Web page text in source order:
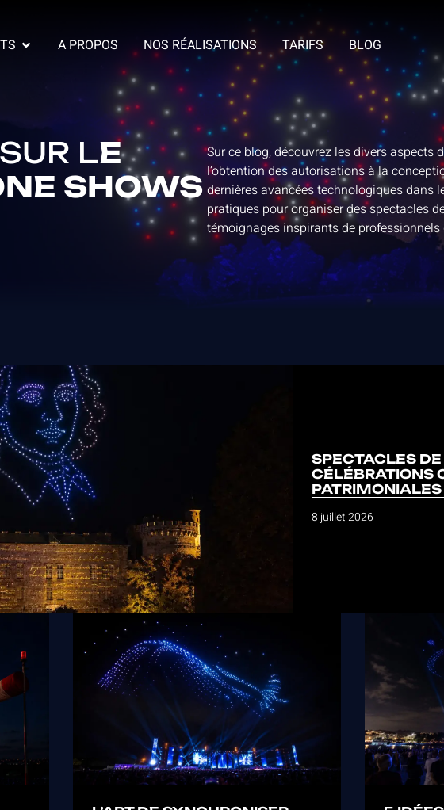
A PROPOS NOS RÉALISATIONS TARIFS BLOG
LE
SHOWS
Sur ce blog, découvrez les divers aspects
l’obtention des autorisations à la
dernières avancées technologiques dans
pratiques pour organiser des spectacles
témoignages inspirants de professionnels
SPECTACLES
CÉLÉBRATIONS
PATRIMONIALES
8 juillet 2026